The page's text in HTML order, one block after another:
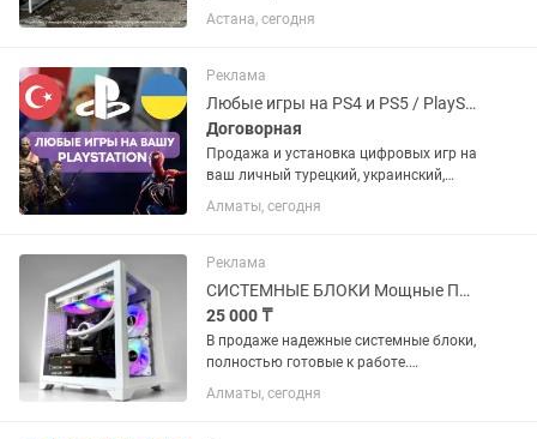
футбольные ворота предназначены
для использования на спортивных
территориях. Подходят для...
Астана, сегодня
Реклама
Любые игры на PS4 и PS5 / PlayStation
Договорная
Продажа и установка цифровых игр на
ваш личный турецкий, украинский,
американский или польский PSN
аккаунт. Если аккаунта нет – помогу
запросу. Работают на PS4 и...
Алматы, сегодня
Реклама
СИСТЕМНЫЕ БЛОКИ Мощные ПК для работы и ИГР
25 000 ₸
В продаже надежные системные блоки,
полностью готовые к работе.
Идеально подходят для дома, офиса,
учебы, бизнеса, дизайна и игр.
Алматы, сегодня